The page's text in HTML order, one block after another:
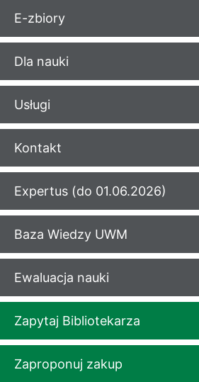
E-zbiory
Dla nauki
Usługi
Kontakt
Expertus (do 01.06.2026)
Baza Wiedzy UWM
Ewaluacja nauki
Zapytaj Bibliotekarza
Zaproponuj zakup